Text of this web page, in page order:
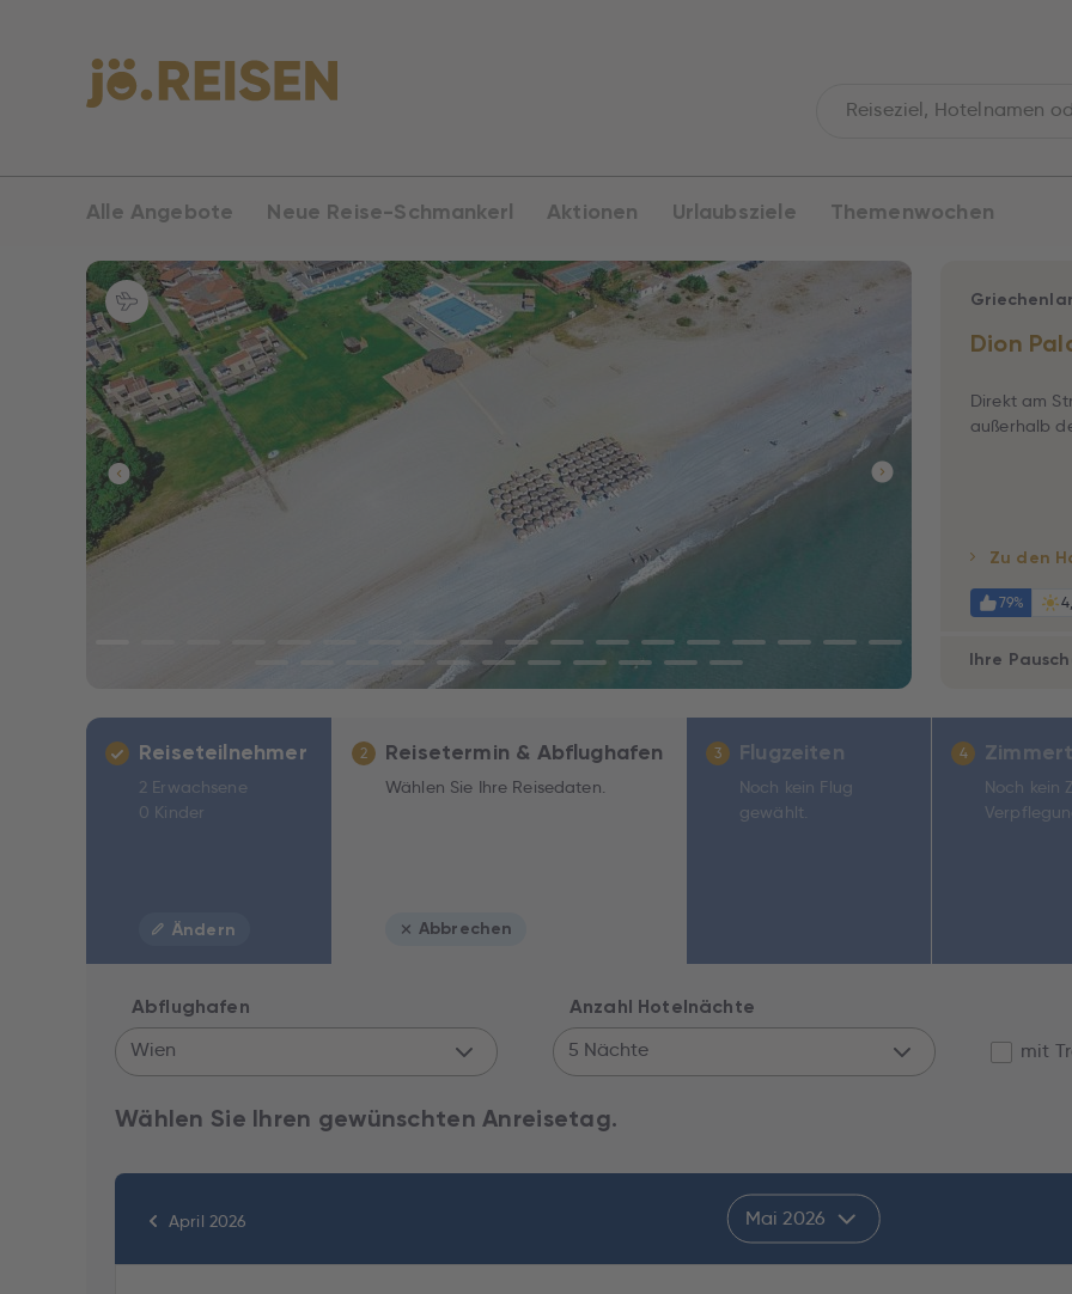
Alle Angebote Neue Reise-Schmankerl Aktionen Urlaubsziele Themenwochen
Dion
Direkt am
außerhalb
Zu den
79%
Ihre
Reiseteilnehmer
2 Erwachsene
0 Kinder
Ändern
2 Reisetermin & Abflughafen
Wählen Sie Ihre Reisedaten.
Abbrechen
Abflughafen
Wien
Anzahl Hotelnächte
5 Nächte
mit
Wählen Sie Ihren gewünschten Anreisetag.
April 2026 Mai 2026
3 Flugzeiten
Noch kein Flug
gewählt.
4
Noch kein